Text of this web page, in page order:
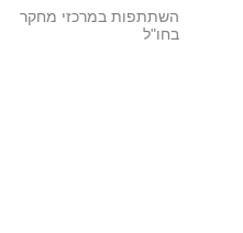
השתתפות במרכזי מחקר
בחו"ל